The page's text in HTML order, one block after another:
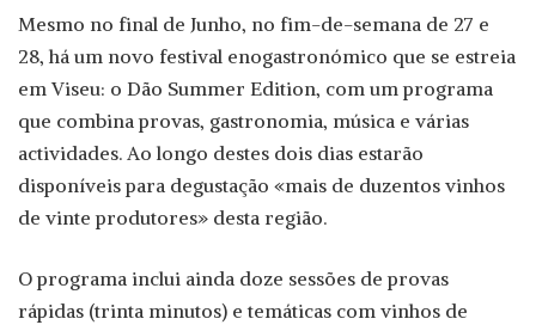
Mesmo no final de Junho, no fim-de-semana de 27 e
28, há um novo festival enogastronómico que se estreia
em Viseu: o Dão Summer Edition, com um programa
que combina provas, gastronomia, música e várias
actividades. Ao longo destes dois dias estarão
disponíveis para degustação «mais de duzentos vinhos
de vinte produtores» desta região.
O programa inclui ainda doze sessões de provas
rápidas (trinta minutos) e temáticas com vinhos de